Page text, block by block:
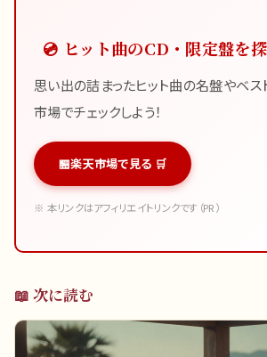
💿 ヒット曲のCD・限定盤を
思い出の詰まったヒット曲の名盤やベ
市場でチェックしよう！
楽天市場で見る 🛒
※ 本リンクはアフィリエイトリンクです（PR）
📖 次に読む